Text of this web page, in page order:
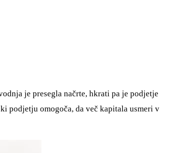
je presegla načrte, hkrati pa je podjetje
podjetju omogoča, da več kapitala usmeri v